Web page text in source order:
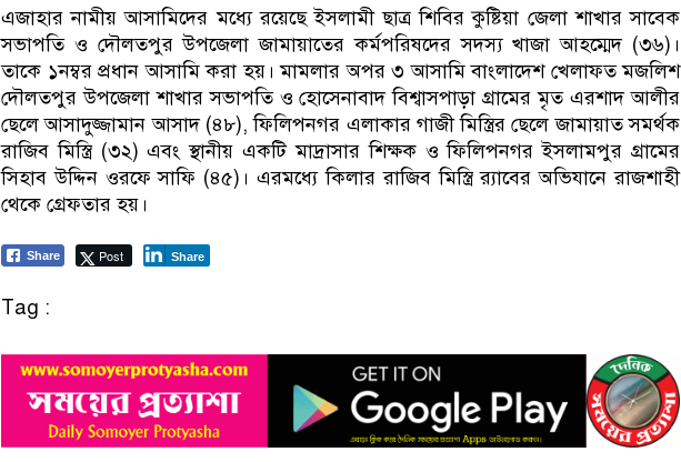
এজাহার নামীয় আসামিদের মধ্যে রয়েছে ইসলামী ছাত্র শিবির কুষ্টিয়া জেলা শাখার সাবেক
সভাপতি ও দৌলতপুর উপজেলা জামায়াতের কর্মপরিষদের সদস্য খাজা আহম্মেদ (৩৬)।
তাকে ১নম্বর প্রধান আসামি করা হয়। মামলার অপর ৩ আসামি বাংলাদেশ খেলাফত মজলিশ
দৌলতপুর উপজেলা শাখার সভাপতি ও হোসেনাবাদ বিশ্বাসপাড়া গ্রামের মৃত এরশাদ আলীর
ছেলে আসাদুজ্জামান আসাদ (৪৮), ফিলিপনগর এলাকার গাজী মিস্ত্রির ছেলে জামায়াত সমর্থক
রাজিব মিস্ত্রি (৩২) এবং স্থানীয় একটি মাদ্রাসার শিক্ষক ও ফিলিপনগর ইসলামপুর গ্রামের
সিহাব উদ্দিন ওরফে সাফি (৪৫)। এরমধ্যে কিলার রাজিব মিস্ত্রি র‌্যাবের অভিযানে রাজশাহী
থেকে গ্রেফতার হয়।
Share Post Share
Tag :